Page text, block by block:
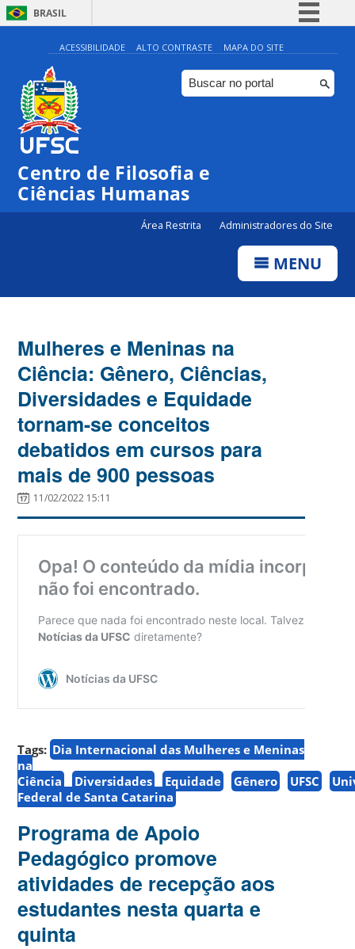
BRASIL
Simplifique!
Comunica BR
Participe
ACESSIBILIDADE ALTO CONTRASTE MAPA DO SITE
Centro de Filosofia e
Ciências Humanas
Área Restrita Administradores do Site
MENU
Mulheres e Meninas na
Ciência: Gênero, Ciências,
Diversidades e Equidade
tornam-se conceitos
debatidos em cursos para
mais de 900 pessoas
11/02/2022 15:11
Tags: Dia Internacional das Mulheres e Meninas
na
Ciência
Diversidades Equidade Gênero UFSC
Federal de Santa Catarina
Programa de Apoio
Pedagógico promove
atividades de recepção aos
estudantes nesta quarta e
quinta